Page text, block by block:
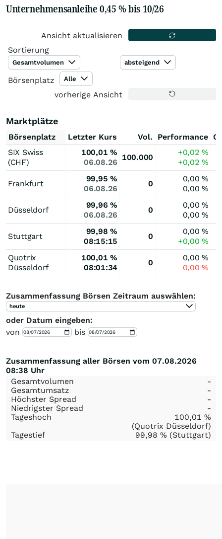
Unternehmensanleihe 0,45 % bis 10/26
Ansicht aktualisieren
Sortierung
Gesamtvolumen absteigend
Börsenplatz Alle
vorherige Ansicht
Marktplätze
Börsenplatz Letzter Kurs Vol. Performance
SIX Swiss
(CHF)
100,01 %
06.08.26
100.000
+0,02%
+0,02%
Frankfurt
99,95 %
06.08.26
0
0,00%
0,00%
Düsseldorf
99,96 %
06.08.26
0
0,00%
0,00%
Stuttgart
99,98 %
08:15:15
0
0,00%
+0,00%
Quotrix
Düsseldorf
100,01 %
08:01:34
0
0,00%
0,00%
Zusammenfassung Börsen Zeitraum auswählen:
heute
oder Datum eingeben:
von
bis
Zusammenfassung aller Börsen vom 07.08.2026
08:38 Uhr
Gesamtvolumen
-
Gesamtumsatz
-
Höchster Spread
-
Niedrigster Spread
-
Tageshoch
100,01 %
(Quotrix Düsseldorf)
Tagestief
99,98 % (Stuttgart)